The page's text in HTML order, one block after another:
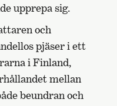
upprepa sig.
och
pjäser i ett
i Finland,
mellan
beundran och